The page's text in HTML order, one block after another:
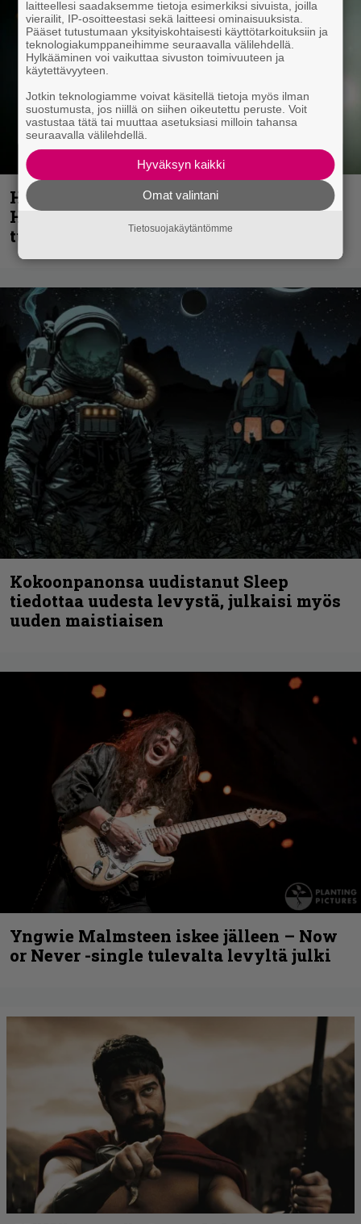
Helloween- ja Gamma Ray -mies Kai
Hansen julkaisi uuden maistiaisen
tulevalta soololevyltä
Kokoonpanonsa uudistanut Sleep
tiedottaa uudesta levystä, julkaisi myös
uuden maistiaisen
Yngwie Malmsteen iskee jälleen – Now
or Never -single tulevalta levyltä julki
laitteellesi saadaksemme tietoja esimerkiksi sivuista, joilla
vierailit, IP-osoitteestasi sekä laitteesi ominaisuuksista.
Pääset tutustumaan yksityiskohtaisesti käyttötarkoituksiin ja
teknologiakumppaneihimme seuraavalla välilehdellä.
Hylkääminen voi vaikuttaa sivuston toimivuuteen ja
käytettävyyteen.
Jotkin teknologiamme voivat käsitellä tietoja myös ilman
suostumusta, jos niillä on siihen oikeutettu peruste. Voit
vastustaa tätä tai muuttaa asetuksiasi milloin tahansa
seuraavalla välilehdellä.
Hyväksyn kaikki
Omat valintani
Tietosuojakäytäntömme